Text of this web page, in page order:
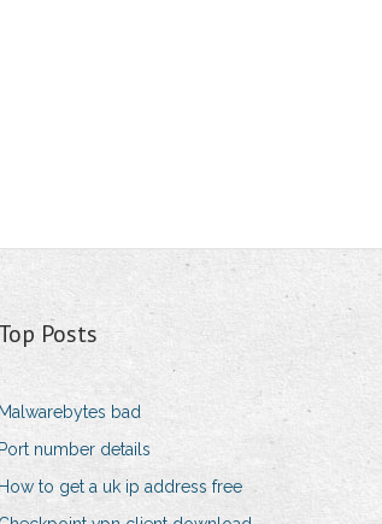
Top Posts
Malwarebytes bad
Port number details
How to get a uk ip address free